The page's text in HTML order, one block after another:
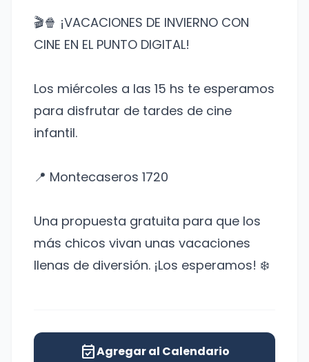
🎬🍿 ¡VACACIONES DE INVIERNO CON
CINE EN EL PUNTO DIGITAL!
Los miércoles a las 15 hs te esperamos
para disfrutar de tardes de cine
infantil.
📍 Montecaseros 1720
Una propuesta gratuita para que los
más chicos vivan unas vacaciones
llenas de diversión. ¡Los esperamos! ❄️
event_availableAgregar al Calendario